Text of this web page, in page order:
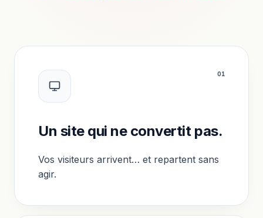
01
Un site qui ne convertit pas.
Vos visiteurs arrivent… et repartent sans
agir.